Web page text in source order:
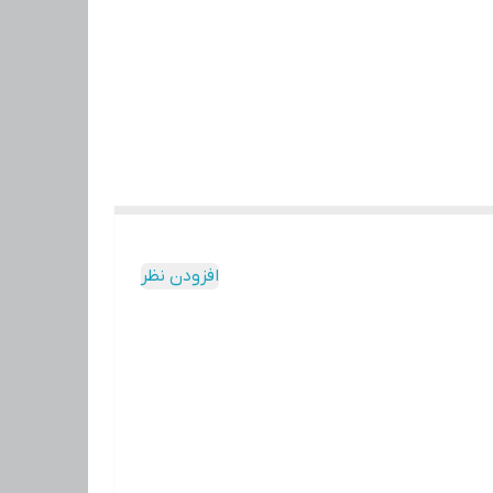
افزودن نظر